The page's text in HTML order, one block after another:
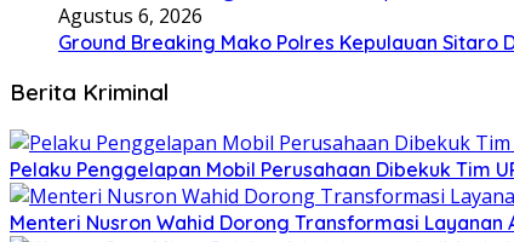
Agustus 6, 2026
Ground Breaking Mako Polres Kepulauan
Berita Kriminal
​Pelaku Penggelapan Mobil Perusahaan Dibekuk Tim
​Menteri Nusron Wahid Dorong Transformasi Layanan